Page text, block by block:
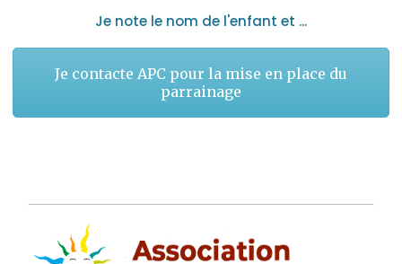
Je note le nom de l'enfant et ...
Je contacte APC pour la mise en place du
parrainage